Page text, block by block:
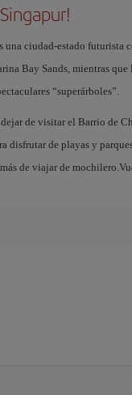
una ciudad-estado futurista
Bay Sands, mientras
“superárboles”.
de visitar el Barrio de
disfrutar de playas y
de viajar de